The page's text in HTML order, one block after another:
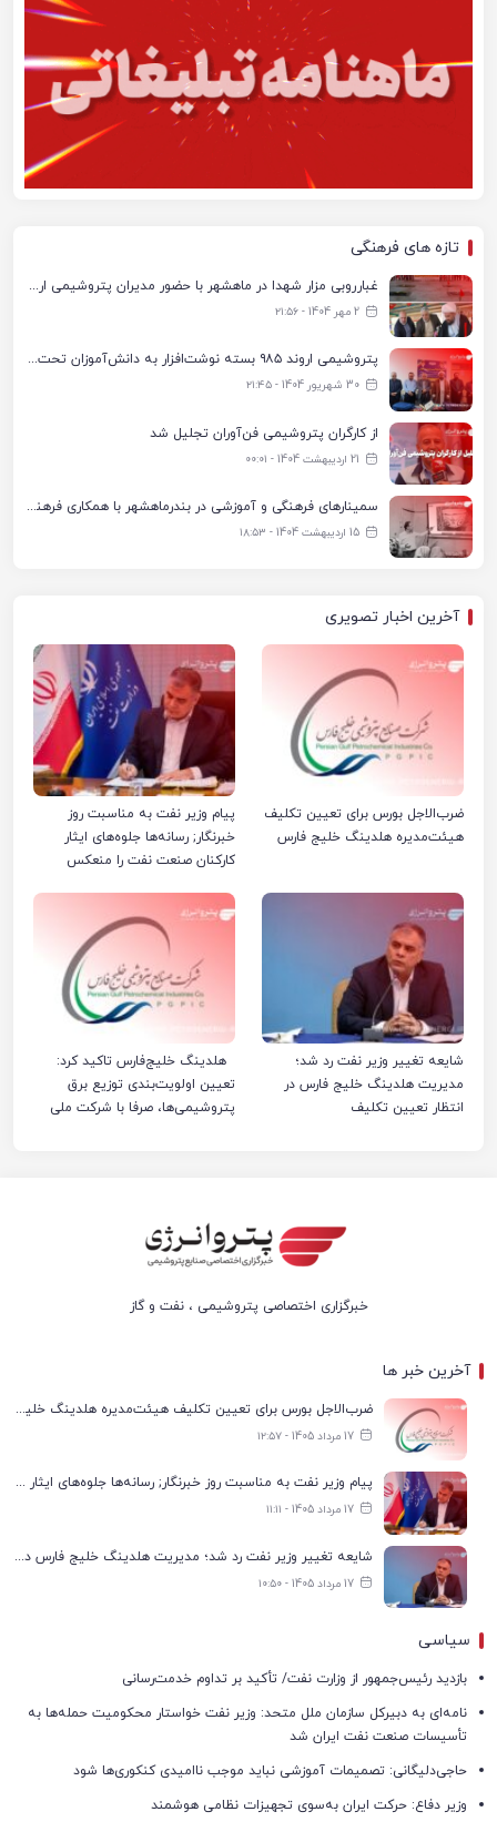
تازه های فرهنگی
غبارروبی مزار شهدا در ماهشهر با حضور مدیران پتروشیمی اروند و مسئولان شهری
2 مهر 1404 - ۲۱:۵۶
پتروشیمی اروند ۹۸۵ بسته نوشت‌افزار به دانش‌آموزان تحت پوشش کمیته امداد بندرماهشهر اهدا کرد
30 شهریور 1404 - ۲۱:۴۵
از کارگران پتروشیمی فن‌آوران تجلیل شد
21 اردیبهشت 1404 - ۰۰:۰۱
سمینارهای فرهنگی و آموزشی در بندرماهشهر با همکاری فرهنگ‌سرای پتروشیمی مارون
15 اردیبهشت 1404 - ۱۸:۵۳
آخرین اخبار تصویری
ضرب‌الاجل بورس برای تعیین تکلیف
هیئت‌مدیره هلدینگ خلیج فارس
پیام وزیر نفت به مناسبت روز
خبرنگار; رسانه‌ها جلوه‌های ایثار
کارکنان صنعت نفت را منعکس
شایعه تغییر وزیر نفت رد شد؛
مدیریت هلدینگ خلیج فارس در
انتظار تعیین تکلیف
هلدینگ خلیج‌فارس تاکید کرد:
تعیین اولویت‌بندی توزیع برق
پتروشیمی‌ها، صرفا با شرکت ملی
خبرگزاری اختصاصی پتروشیمی ، نفت و گاز
آخرین خبر ها
ضرب‌الاجل بورس برای تعیین تکلیف هیئت‌مدیره هلدینگ خلیج فارس
17 مرداد 1405 - ۱۲:۵۷
پیام وزیر نفت به مناسبت روز خبرنگار; رسانه‌ها جلوه‌های ایثار کارکنان صنعت نفت را منعکس کردند
17 مرداد 1405 - ۱۱:۱۱
شایعه تغییر وزیر نفت رد شد؛ مدیریت هلدینگ خلیج فارس در انتظار تعیین تکلیف
17 مرداد 1405 - ۱۰:۵۰
سیاسی
بازدید رئیس‌جمهور از وزارت نفت/ تأکید بر تداوم خدمت‌رسانی
نامه‌ای به دبیرکل سازمان ملل متحد: وزیر نفت خواستار محکومیت حمله‌ها به
تأسیسات صنعت نفت ایران شد
حاجی‌دلیگانی: تصمیمات آموزشی نباید موجب ناامیدی کنکوری‌ها شود
وزیر دفاع: حرکت ایران به‌سوی تجهیزات نظامی هوشمند